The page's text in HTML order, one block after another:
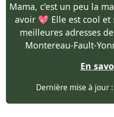
Mama, c'est un peu la
avoir 💖 Elle est cool
meilleures adresses
Montereau-Fault-
En
Dernière mise à jour